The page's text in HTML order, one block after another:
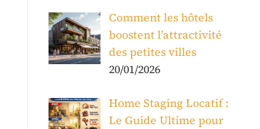
Comment les hôtels
boostent l’attractivité
des petites villes
20/01/2026
Home Staging Locatif :
Le Guide Ultime pour